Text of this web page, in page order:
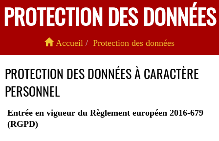
PROTECTION DES DONNÉES
Accueil Protection des données
PROTECTION DES DONNÉES À CARACTÈRE
PERSONNEL
Entrée en vigueur du Règlement européen 2016-679
(RGPD)